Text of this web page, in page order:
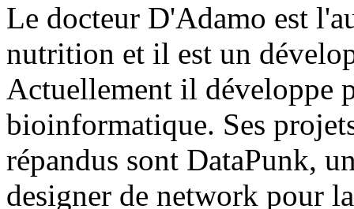
Le docteur D'Adamo est
nutrition et il est un
Actuellement il développe
bioinformatique. Ses
répandus sont DataPunk,
designer de network pour